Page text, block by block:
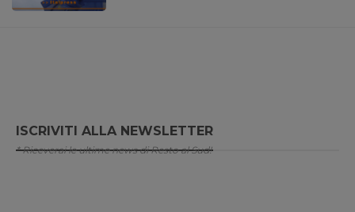
ISCRIVITI ALLA NEWSLETTER
* Riceverai le ultime news di Resto al Sud!